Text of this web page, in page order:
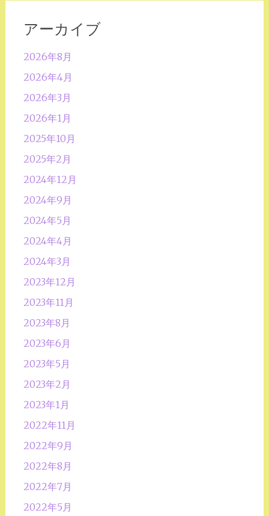
アーカイブ
2026年8月
2026年4月
2026年3月
2026年1月
2025年10月
2025年2月
2024年12月
2024年9月
2024年5月
2024年4月
2024年3月
2023年12月
2023年11月
2023年8月
2023年6月
2023年5月
2023年2月
2023年1月
2022年11月
2022年9月
2022年8月
2022年7月
2022年5月